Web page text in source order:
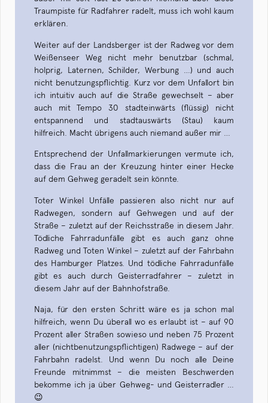
Traumpiste für Radfahrer radelt, muss ich wohl kaum
erklären.
Weiter auf der Landsberger ist der Radweg vor dem
Weißenseer Weg nicht mehr benutzbar (schmal,
holprig, Laternen, Schilder, Werbung …) und auch
nicht benutzungspflichtig. Kurz vor dem Unfallort bin
ich intuitiv auch auf die Straße gewechselt – aber
auch mit Tempo 30 stadteinwärts (flüssig) nicht
entspannend und stadtauswärts (Stau) kaum
hilfreich. Macht übrigens auch niemand außer mir …
Entsprechend der Unfallmarkierungen vermute ich,
dass die Frau an der Kreuzung hinter einer Hecke
auf dem Gehweg geradelt sein könnte.
Toter Winkel Unfälle passieren also nicht nur auf
Radwegen, sondern auf Gehwegen und auf der
Straße – zuletzt auf der Reichsstraße in diesem Jahr.
Tödliche Fahrradunfälle gibt es auch ganz ohne
Radweg und Toten Winkel – zuletzt auf der Fahrbahn
des Hamburger Platzes. Und tödliche Fahrradunfälle
gibt es auch durch Geisterradfahrer – zuletzt in
diesem Jahr auf der Bahnhofstraße.
Naja, für den ersten Schritt wäre es ja schon mal
hilfreich, wenn Du überall wo es erlaubt ist – auf 90
Prozent aller Straßen sowieso und neben 75 Prozent
aller (nichtbenutzungspflichtigen) Radwege – auf der
Fahrbahn radelst. Und wenn Du noch alle Deine
Freunde mitnimmst – die meisten Beschwerden
bekomme ich ja über Gehweg- und Geisterradler …
😉